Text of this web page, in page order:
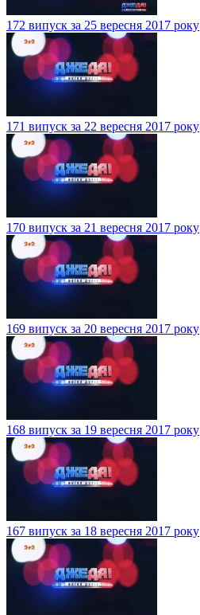
172 випуск за 25 вересня 2017 року
171 випуск за 22 вересня 2017 року
170 випуск за 21 вересня 2017 року
169 випуск за 20 вересня 2017 року
168 випуск за 19 вересня 2017 року
167 випуск за 18 вересня 2017 року